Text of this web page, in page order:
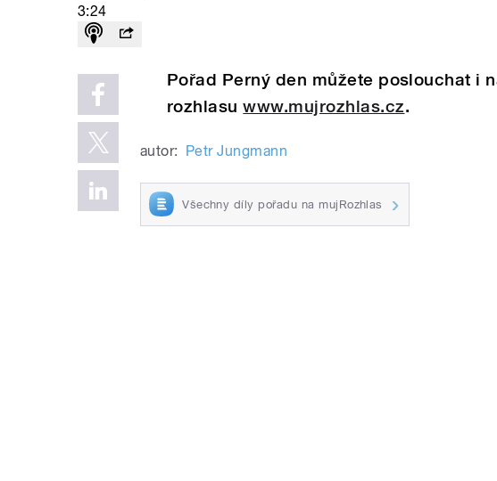
3:24
Pořad Perný den můžete poslouchat i
rozhlasuwww.mujrozhlas.cz.
autor: Petr Jungmann
Všechny díly pořadu na mujRozhlas